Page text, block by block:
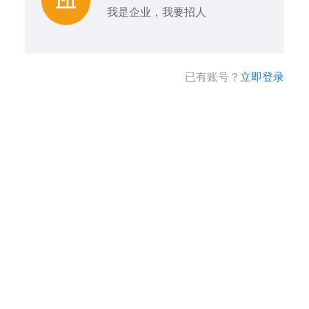
我是企业，我要招人
已有账号？ 立即登录